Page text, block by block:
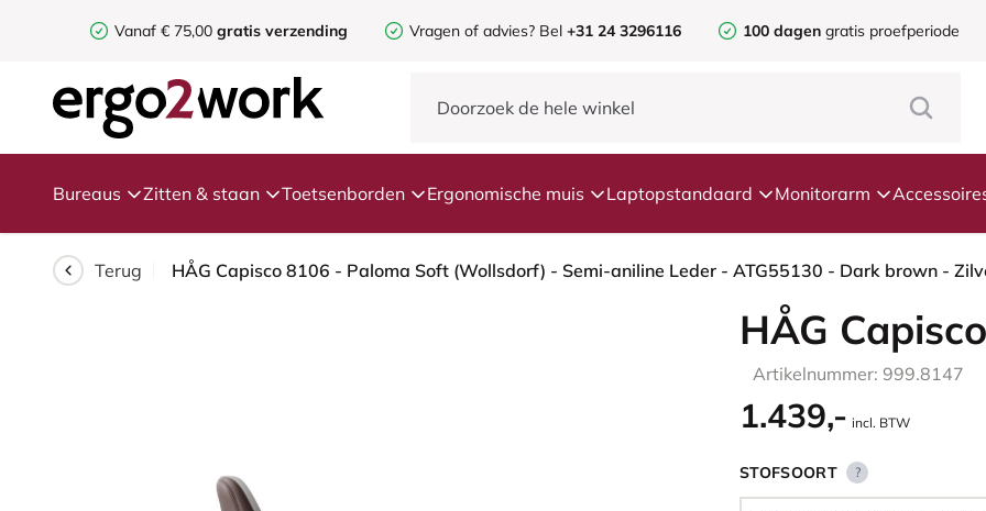
Vanaf € 75,00 gratis verzending Vragen of advies? Bel +31 24 3296116 100 dagen gratis proefperiode
Bureaus Zitten & staan Toetsenborden Ergonomische muis Laptopstandaard Monitorarm
Terug
HÅG
Artikelnummer: 999.8147
1.439,- incl. BTW
STOFSOORT ?